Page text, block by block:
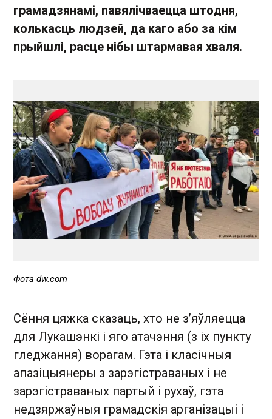
грамадзянамі, павялічваецца штодня,
колькасць людзей, да каго або за кім
прыйшлі, расце нібы штармавая хваля.
Фота dw.com
Сёння цяжка сказаць, хто не з’яўляецца
для Лукашэнкі і яго атачэння (з іх пункту
гледжання) ворагам. Гэта і класічныя
апазіцыянеры з зарэгістраваных і не
зарэгістраваных партый і рухаў, гэта
недзяржаўныя грамадскія арганізацыі і